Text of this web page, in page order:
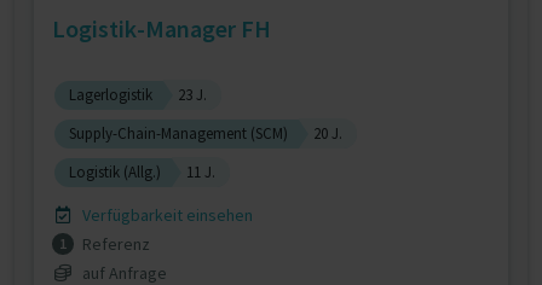
Logistik-Manager FH
Lagerlogistik
23 J.
Supply-Chain-Management (SCM)
20 J.
Logistik (Allg.)
11 J.
Verfügbarkeit einsehen
1
Referenz
auf Anfrage